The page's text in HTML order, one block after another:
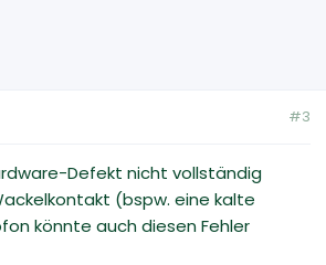
#3
Defekt nicht vollständig
(bspw. eine kalte
könnte auch diesen Fehler